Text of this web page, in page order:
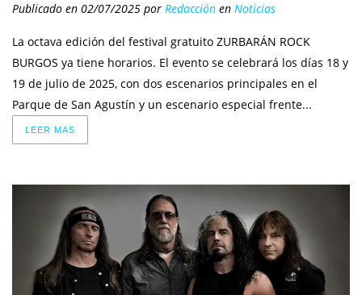
Publicado en 02/07/2025 por Redacción en Noticias
La octava edición del festival gratuito ZURBARÁN ROCK
BURGOS ya tiene horarios. El evento se celebrará los días 18 y
19 de julio de 2025, con dos escenarios principales en el
Parque de San Agustín y un escenario especial frente...
LEER MAS